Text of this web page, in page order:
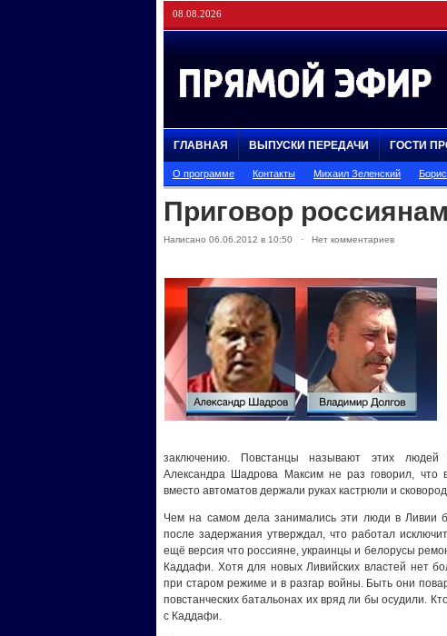
08.08.2026
ГЛАВНАЯ ВЫПУСКИ ПЕРЕДАЧИ ГОСТИ
О программе Контакты Михаил Зеленский
Приговор
Написано 06.06.2012 в 10:50 · Нет комментариев
заключению. Повстанцы называют этих
Александра Шадрова Максим не раз говорил, что
вместо автоматов держали руках кастрюли и
Чем на самом дела занимались эти люди в Ливии
после задержания утверждал, что работал
ещё версия что россияне, украинцы и белорусы
Каддафи. Хотя для новых Ливийских властей нет
при старом режиме и в разгар войны. Быть они
повстанческих батальонах их вряд ли бы осудили.
с Каддафи.